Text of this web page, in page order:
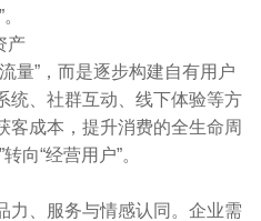
产
量”，而是逐步构建自有用户
统、社群互动、线下体验等方
客成本，提升消费的全生命周
向“经营用户”。
力、服务与情感认同。企业需